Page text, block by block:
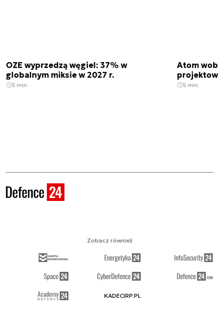
OZE wyprzedzą węgiel: 37% w
globalnym miksie w 2027 r.
5 min.
Atom
5 min.
Zobacz również
KADECIRP.PL